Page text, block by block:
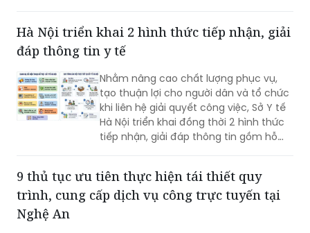
Hà Nội triển khai 2 hình thức tiếp nhận, giải
đáp thông tin y tế
Nhằm nâng cao chất lượng phục vụ,
tạo thuận lợi cho người dân và tổ chức
khi liên hệ giải quyết công việc, Sở Y tế
Hà Nội triển khai đồng thời 2 hình thức
tiếp nhận, giải đáp thông tin gồm hỗ
9 thủ tục ưu tiên thực hiện tái thiết quy
trình, cung cấp dịch vụ công trực tuyến tại
Nghệ An